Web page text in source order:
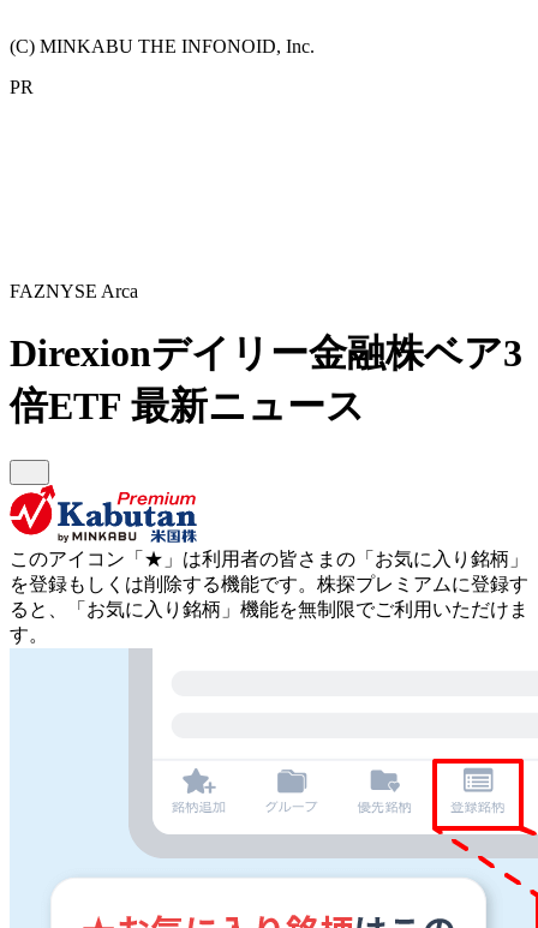
(C) MINKABU THE INFONOID, Inc.
PR
FAZNYSE Arca
Direxionデイリー金融株ベア3
倍ETF 最新ニュース
このアイコン 「★」 は利用者の皆さまの 「お気に入り銘柄」
を登録もしくは削除する機能です。 株探プレミアムに登録す
ると、「お気に入り銘柄」機能を無制限でご利用いただけま
す。